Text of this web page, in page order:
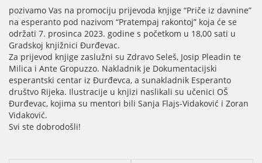
pozivamo Vas na promociju prijevoda knjige “Priče iz davnine”
na esperanto pod nazivom “Pratempaj rakontoj” koja će se
održati 7. prosinca 2023. godine s početkom u 18,00 sati u
Gradskoj knjižnici Đurđevac.
Za prijevod knjige zaslužni su Zdravo Seleš, Josip Pleadin te
Milica i Ante Gropuzzo. Nakladnik je Dokumentacijski
esperantski centar iz Đurđevca, a sunakladnik Esperanto
društvo Rijeka. Ilustracije u knjizi naslikali su učenici OŠ
Đurđevac, kojima su mentori bili Sanja Flajs-Vidaković i Zoran
Vidaković.
Svi ste dobrodošli!